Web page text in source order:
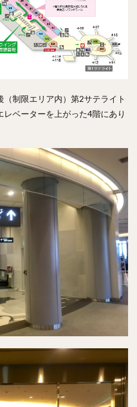
制限エリア内）第2サテライト
ベーターを上がった4階にあり